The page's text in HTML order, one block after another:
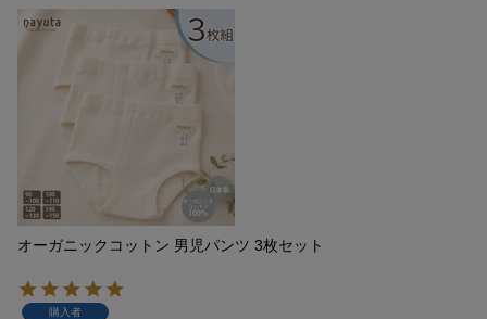
オーガニックコットン 男児パンツ 3枚セット
購入者